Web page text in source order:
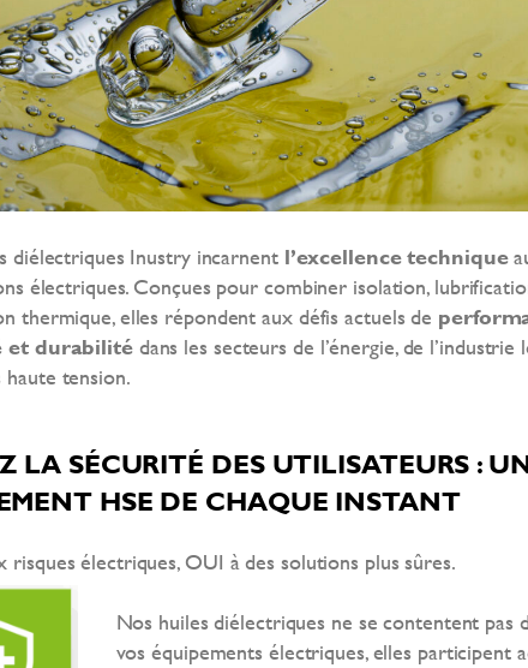
diélectriques Inustry incarnent l’excellence technique
électriques. Conçues pour combiner isolation,
thermique, elles répondent aux défis actuels de
et durabilitédans les secteurs de l’énergie, de l’industrie
haute tension.
LA SÉCURITÉ DES UTILISATEURS :
HSE DE CHAQUE INSTANT
risques électriques, OUI à des solutions plus sûres.
Nos huiles diélectriques ne se contentent pas
vos équipements électriques, elles participent